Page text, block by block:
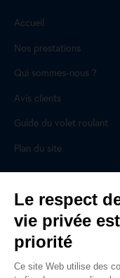
Accueil
Nos prestations
Qui sommes-nous ?
Avis clients
Guide du volet roulant
Plan du site
Pour les
Professionnels, des
Rejoignez un réseau
Le respect
vie privée
priorité
Ce site Web utilise des